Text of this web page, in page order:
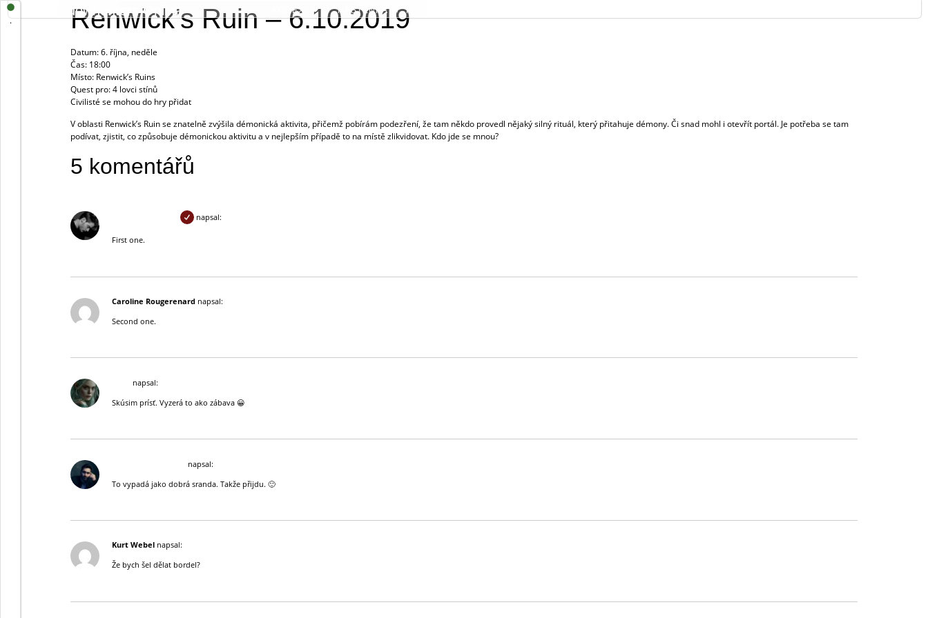
Shadowhunters Online KODEX NÁSTĚNKA POSTAVY
. Renwick’s Ruin – 6.10.2019
Datum: 6. října, neděle
Čas: 18:00
Místo: Renwick’s Ruins
Quest pro: 4 lovci stínů
Civilisté se mohou do hry přidat
V oblasti Renwick’s Ruin se znatelně zvýšila démonická aktivita, přičemž pobírám podezření, že tam někdo provedl nějaký silný rituál, který přitahuje démony. Či snad mohl i otevřít portál. Je potřeba se tam
podívat, zjistit, co způsobuje démonickou aktivitu a v nejlepším případě to na místě zlikvidovat. Kdo jde se mnou?
5 komentářů
napsal:
First one.
Caroline Rougerenard napsal:
Second one.
napsal:
Skúsim prísť. Vyzerá to ako zábava 😀
napsal:
To vypadá jako dobrá sranda. Takže přijdu. 🙂
Kurt Webel napsal:
Že bych šel dělat bordel?